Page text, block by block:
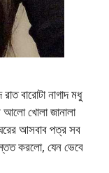
বারোটা নাগাদ মধু
আলো খোলা জানালা
ঘরের আসবাব পত্র সব
করলো, যেন ভেবে